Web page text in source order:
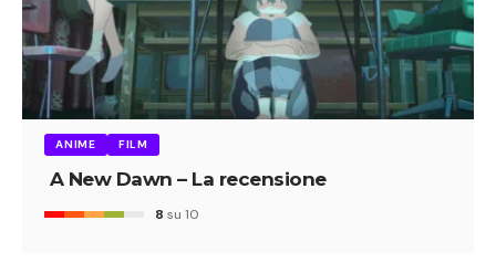
ANIME FILM
A New Dawn – La recensione
8 su 10